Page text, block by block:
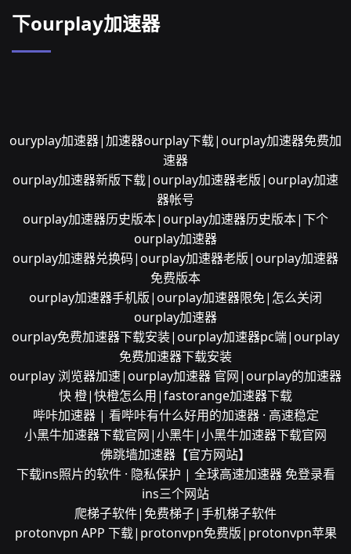
下ourplay加速器
ouryplay加速器|加速器ourplay下载|ourplay加速器免费加
速器
ourplay加速器新版下载|ourplay加速器老版|ourplay加速
器帐号
ourplay加速器历史版本|ourplay加速器历史版本|下个
ourplay加速器
ourplay加速器兑换码|ourplay加速器老版|ourplay加速器
免费版本
ourplay加速器手机版|ourplay加速器限免|怎么关闭
ourplay加速器
ourplay免费加速器下载安装|ourplay加速器pc端|ourplay
免费加速器下载安装
ourplay 浏览器加速|ourplay加速器 官网|ourplay的加速器
快 橙|快橙怎么用|fastorange加速器下载
哔咔加速器 | 看哔咔有什么好用的加速器 · 高速稳定
小黑牛加速器下载官网|小黑牛|小黑牛加速器下载官网
佛跳墙加速器【官方网站】
下载ins照片的软件 · 隐私保护 | 全球高速加速器 免登录看
ins三个网站
爬梯子软件|免费梯子|手机梯子软件
protonvpn APP 下载|protonvpn免费版|protonvpn苹果